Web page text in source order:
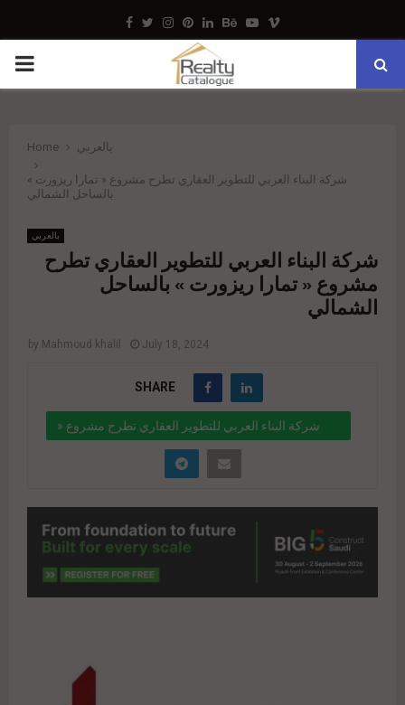
Facebook
TwitterInstagram
Pinterest
LinkedinBehance
Youtube
Vimeo
PRIMARY
Home بالعربي
شركة البناء العربي للتطوير العقاري تطرح مشروع « تمارا ريزورت »
بالساحل الشمالي
بالعربي
شركة البناء العربي للتطوير العقاري تطرح
مشروع « تمارا ريزورت » بالساحل
الشمالي
by Mahmoud khalil July 18, 2024
SHARE
شركة البناء العربي للتطوير العقاري تطرح مشروع «
تمارا ريزورت » بالساحل الشمالي
eg.net/%d8%b4%d8%b1%d9%83%d8%a9-
%d8%a7%d9%84%d8%a8%d9%86%d8%a7%d8%
a1-
%d9%84%d9%84%d8%aa%d8%b7%d9%88%d9%